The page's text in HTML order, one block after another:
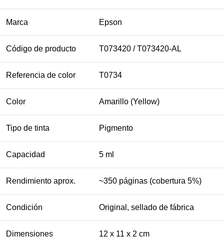
Marca Epson
Código de producto T073420 / T073420-AL
Referencia de color T0734
Color Amarillo (Yellow)
Tipo de tinta Pigmento
Capacidad 5 ml
Rendimiento aprox. ~350 páginas (cobertura 5%)
Condición Original, sellado de fábrica
Dimensiones 12 x 11 x 2 cm